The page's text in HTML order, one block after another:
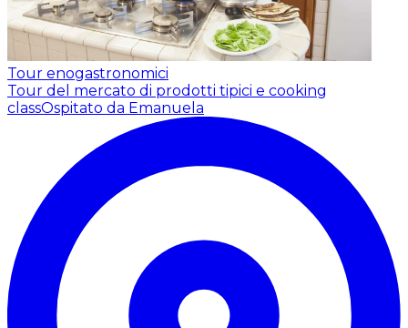
Tour enogastronomici
Tour del mercato di prodotti tipici e cooking
classOspitato da Emanuela